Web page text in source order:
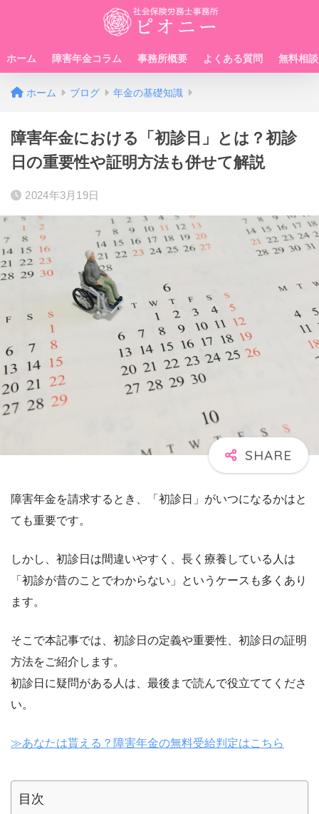
ホーム 障害年金コラム 事務所概要 よくある質問 無料相談
ホーム ブログ 年金の基礎知識
障害年金における「初診日」とは？初診
日の重要性や証明方法も併せて解説
2024年3月19日
障害年金を請求するとき、「初診日」がいつになるかはと
ても重要です。
しかし、初診日は間違いやすく、長く療養している人は
「初診が昔のことでわからない」というケースも多くあり
ます。
そこで本記事では、初診日の定義や重要性、初診日の証明
方法をご紹介します。
初診日に疑問がある人は、最後まで読んで役立ててくださ
い。
≫あなたは貰える？障害年金の無料受給判定はこちら
目次